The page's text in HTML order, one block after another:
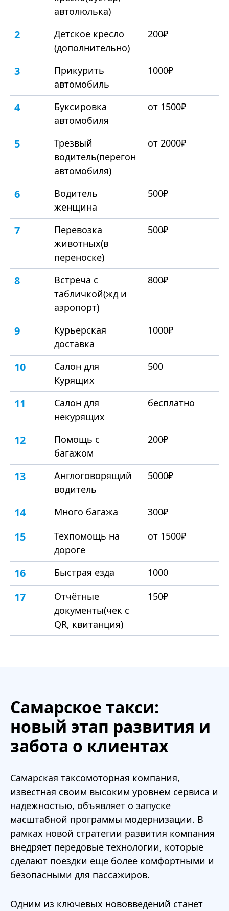
автолюлька)
2
Детское кресло
(дополнительно)
200₽
3
Прикурить
автомобиль
1000₽
4
Буксировка
автомобиля
от 1500₽
5
Трезвый
водитель(перегон
автомобиля)
от 2000₽
6
Водитель
женщина
500₽
7
Перевозка
животных(в
переноске)
500₽
8
Встреча с
табличкой(жд и
аэропорт)
800₽
9
Курьерская
доставка
1000₽
10
Салон для
Курящих
500
11
Салон для
некурящих
бесплатно
12
Помощь с
багажом
200₽
13
Англоговорящий
водитель
5000₽
14 Много багажа 300₽
15
Техпомощь на
дороге
от 1500₽
16 Быстрая езда 1000
17
Отчётные
документы(чек с
QR, квитанция)
150₽
Самарское такси:
новый этап развития и
забота о клиентах
Самарская таксомоторная компания,
известная своим высоким уровнем сервиса и
надежностью, объявляет о запуске
масштабной программы модернизации. В
рамках новой стратегии развития компания
внедряет передовые технологии, которые
сделают поездки еще более комфортными и
безопасными для пассажиров.
Одним из ключевых нововведений станет